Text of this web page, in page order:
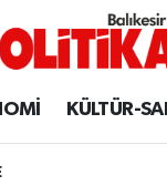
KÜLTÜR-
Durumu